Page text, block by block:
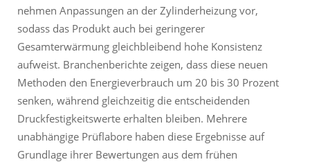
nehmen Anpassungen an der Zylinderheizung vor,
sodass das Produkt auch bei geringerer
Gesamterwärmung gleichbleibend hohe Konsistenz
aufweist. Branchenberichte zeigen, dass diese neuen
Methoden den Energieverbrauch um 20 bis 30 Prozent
senken, während gleichzeitig die entscheidenden
Druckfestigkeitswerte erhalten bleiben. Mehrere
unabhängige Prüflabore haben diese Ergebnisse auf
Grundlage ihrer Bewertungen aus dem frühen